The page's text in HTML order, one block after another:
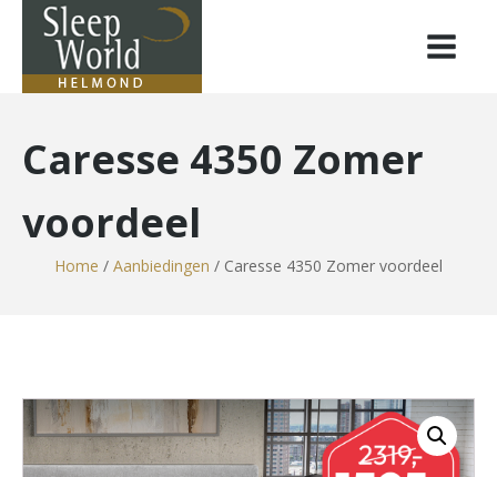
Caresse 4350 Zomer
voordeel
Home / Aanbiedingen / Caresse 4350 Zomer voordeel